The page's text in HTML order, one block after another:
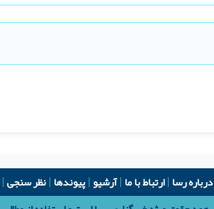
درباره رسا ارتباط با ما آرشیو پیوندها نظر سنجی